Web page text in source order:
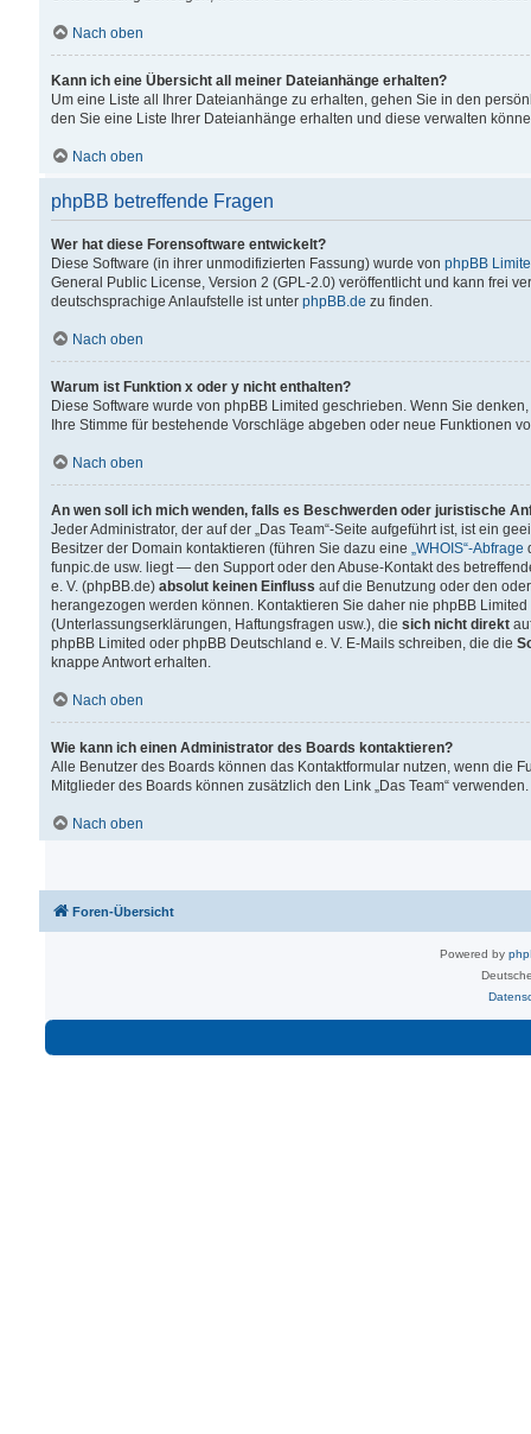
Nach oben
Kann ich eine Übersicht all meiner Dateianhänge erhalten?
Um eine Liste all Ihrer Dateianhänge zu erhalten, gehen Sie in den
den Sie eine Liste Ihrer Dateianhänge erhalten und diese verwalten
Nach oben
phpBB betreffende Fragen
Wer hat diese Forensoftware entwickelt?
Diese Software (in ihrer unmodifizierten Fassung) wurde von phpBB
General Public License, Version 2 (GPL-2.0) veröffentlicht und kann frei
deutschsprachige Anlaufstelle ist unter phpBB.de zu finden.
Nach oben
Warum ist Funktion x oder y nicht enthalten?
Diese Software wurde von phpBB Limited geschrieben. Wenn Sie
Ihre Stimme für bestehende Vorschläge abgeben oder neue Funktionen
Nach oben
An wen soll ich mich wenden, falls es Beschwerden oder juristische
Jeder Administrator, der auf der „Das Team“-Seite aufgeführt ist, ist ein
Besitzer der Domain kontaktieren (führen Sie dazu eine „WHOIS“-Abfrage
funpic.de usw. liegt — den Support oder den Abuse-Kontakt des
e. V. (phpBB.de) absolut keinen Einfluss auf die Benutzung oder den
herangezogen werden können. Kontaktieren Sie daher nie phpBB
(Unterlassungserklärungen, Haftungsfragen usw.), die sich nicht direkt
phpBB Limited oder phpBB Deutschland e. V. E-Mails schreiben, die die
knappe Antwort erhalten.
Nach oben
Wie kann ich einen Administrator des Boards kontaktieren?
Alle Benutzer des Boards können das Kontaktformular nutzen, wenn die
Mitglieder des Boards können zusätzlich den Link „Das Team“ verwenden.
Nach oben
Foren-Übersicht
Powered by